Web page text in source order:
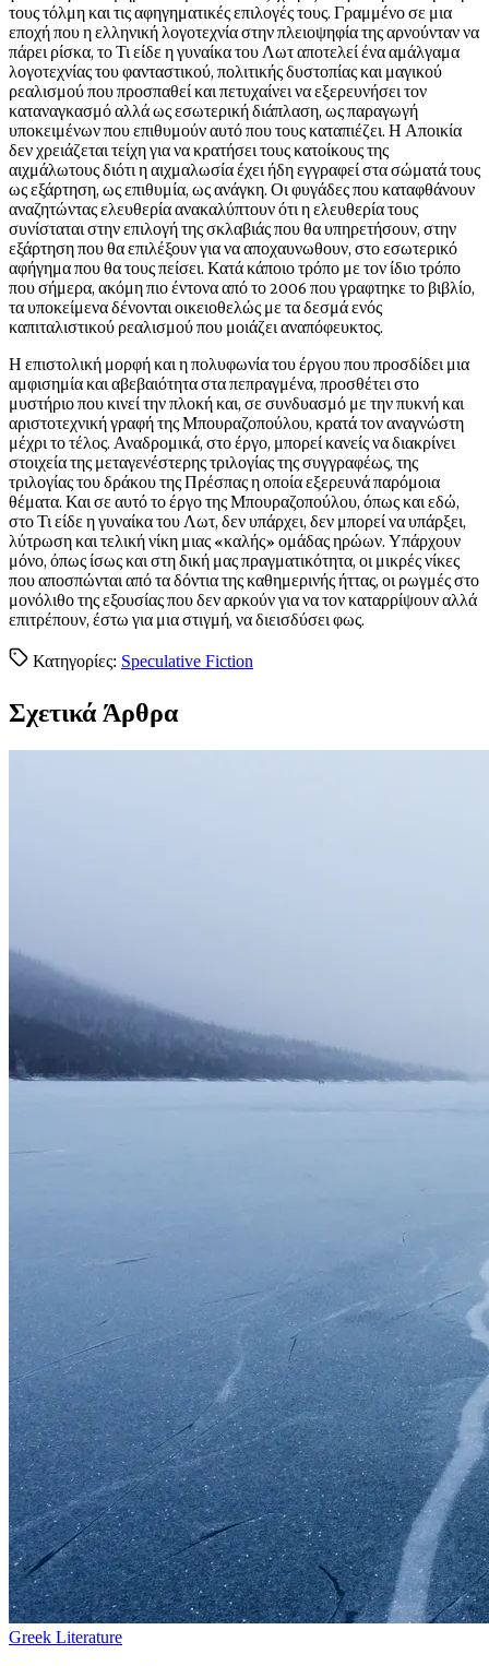
τους τόλμη και τις αφηγηματικές επιλογές τους. Γραμμένο σε μια
εποχή που η ελληνική λογοτεχνία στην πλειοψηφία της αρνούνταν να
πάρει ρίσκα, το Τι είδε η γυναίκα του Λωτ αποτελεί ένα αμάλγαμα
λογοτεχνίας του φανταστικού, πολιτικής δυστοπίας και μαγικού
ρεαλισμού που προσπαθεί και πετυχαίνει να εξερευνήσει τον
καταναγκασμό αλλά ως εσωτερική διάπλαση, ως παραγωγή
υποκειμένων που επιθυμούν αυτό που τους καταπιέζει. Η Αποικία
δεν χρειάζεται τείχη για να κρατήσει τους κατοίκους της
αιχμάλωτους διότι η αιχμαλωσία έχει ήδη εγγραφεί στα σώματά τους
ως εξάρτηση, ως επιθυμία, ως ανάγκη. Οι φυγάδες που καταφθάνουν
αναζητώντας ελευθερία ανακαλύπτουν ότι η ελευθερία τους
συνίσταται στην επιλογή της σκλαβιάς που θα υπηρετήσουν, στην
εξάρτηση που θα επιλέξουν για να αποχαυνωθουν, στο εσωτερικό
αφήγημα που θα τους πείσει. Κατά κάποιο τρόπο με τον ίδιο τρόπο
που σήμερα, ακόμη πιο έντονα από το 2006 που γραφτηκε το βιβλίο,
τα υποκείμενα δένονται οικειοθελώς με τα δεσμά ενός
καπιταλιστικού ρεαλισμού που μοιάζει αναπόφευκτος.
Η επιστολική μορφή και η πολυφωνία του έργου που προσδίδει μια
αμφισημία και αβεβαιότητα στα πεπραγμένα, προσθέτει στο
μυστήριο που κινεί την πλοκή και, σε συνδυασμό με την πυκνή και
αριστοτεχνική γραφή της Μπουραζοπούλου, κρατά τον αναγνώστη
μέχρι το τέλος. Αναδρομικά, στο έργο, μπορεί κανείς να διακρίνει
στοιχεία της μεταγενέστερης τριλογίας της συγγραφέως, της
τριλογίας του δράκου της Πρέσπας η οποία εξερευνά παρόμοια
θέματα. Και σε αυτό το έργο της Μπουραζοπούλου, όπως και εδώ,
στο Τι είδε η γυναίκα του Λωτ, δεν υπάρχει, δεν μπορεί να υπάρξει,
λύτρωση και τελική νίκη μιας «καλής» ομάδας ηρώων. Υπάρχουν
μόνο, όπως ίσως και στη δική μας πραγματικότητα, οι μικρές νίκες
που αποσπώνται από τα δόντια της καθημερινής ήττας, οι ρωγμές στο
μονόλιθο της εξουσίας που δεν αρκούν για να τον καταρρίψουν αλλά
επιτρέπουν, έστω για μια στιγμή, να διεισδύσει φως.
Κατηγορίες: Speculative Fiction
Σχετικά Άρθρα
Greek Literature